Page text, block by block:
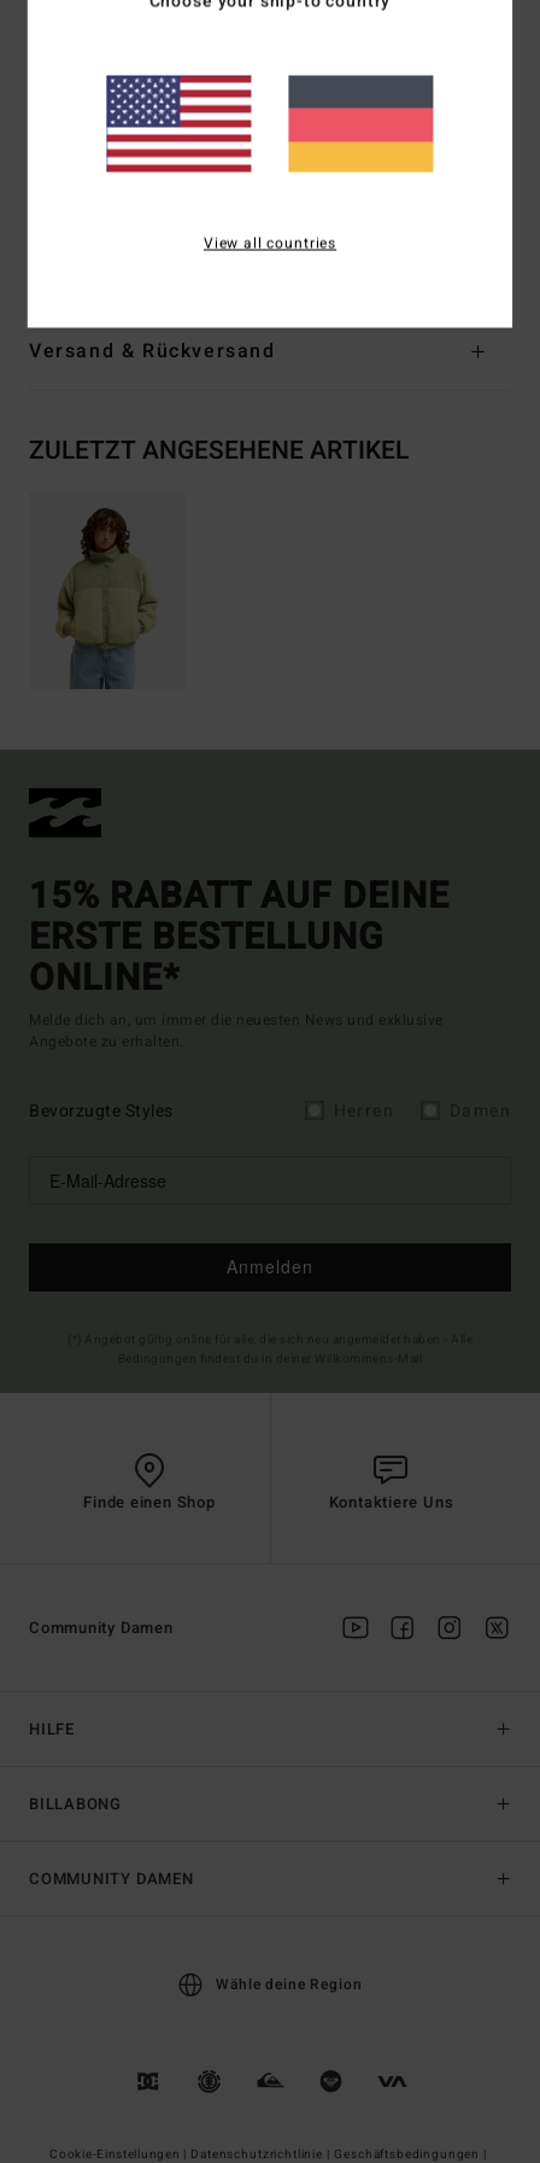
Saum-Finish:Elastischer, Eingefasster Saum Unten
Details:Versteckte Kapuze Im Kragen
Logo:Geformtes Adventure-Division-Label Aus Gummi
Versand & Rückversand
ZULETZT ANGESEHENE ARTIKEL
15% RABATT AUF DEINE
ERSTE BESTELLUNG
ONLINE*
Melde dich an, um immer die neuesten News und exklusive
Angebote zu erhalten.
Bevorzugte Styles
Anmelden
Finde einen Shop Kontaktiere Uns
HILFE
BILLABONG
Community Damen
COMMUNITY DAMEN
Wähle deine Region
Cookie-Einstellungen | Datenschutzrichtlinie | Geschäftsbedingungen |
View all countries